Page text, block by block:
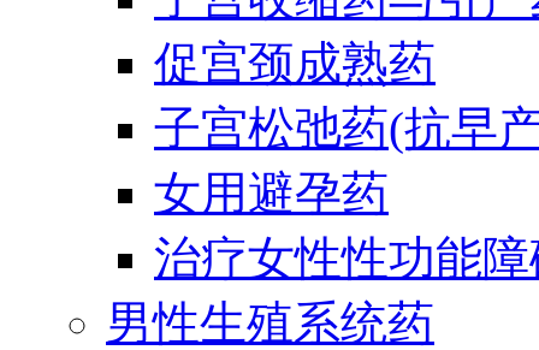
促宫颈成熟药
子宫松弛药(抗早
女用避孕药
治疗女性性功能
男性生殖系统药